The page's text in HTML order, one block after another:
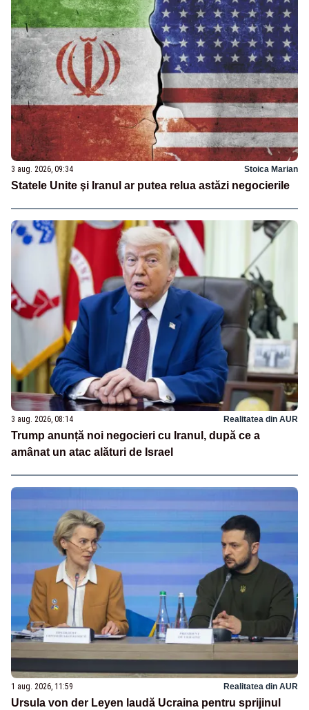
3 aug. 2026, 09:34 Stoica Marian
Statele Unite şi Iranul ar putea relua astăzi negocierile
3 aug. 2026, 08:14 Realitatea din AUR
Trump anunță noi negocieri cu Iranul, după ce a
amânat un atac alături de Israel
1 aug. 2026, 11:59 Realitatea din AUR
Ursula von der Leyen laudă Ucraina pentru sprijinul